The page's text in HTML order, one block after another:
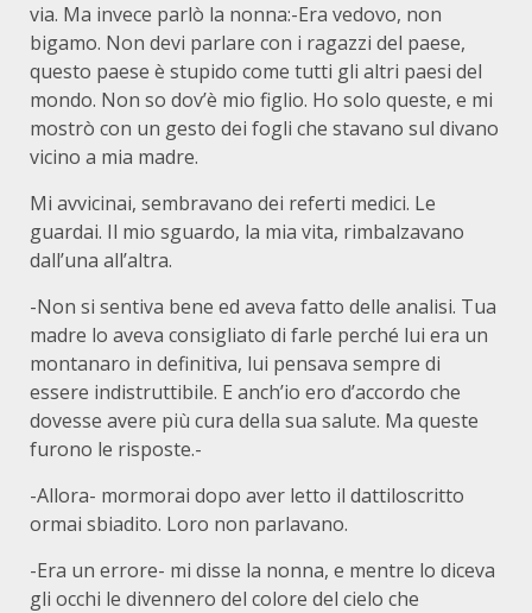
via. Ma invece parlò la nonna:-Era vedovo, non
bigamo. Non devi parlare con i ragazzi del paese,
questo paese è stupido come tutti gli altri paesi del
mondo. Non so dov’è mio figlio. Ho solo queste, e mi
mostrò con un gesto dei fogli che stavano sul divano
vicino a mia madre.
Mi avvicinai, sembravano dei referti medici. Le
guardai. Il mio sguardo, la mia vita, rimbalzavano
dall’una all’altra.
-Non si sentiva bene ed aveva fatto delle analisi. Tua
madre lo aveva consigliato di farle perché lui era un
montanaro in definitiva, lui pensava sempre di
essere indistruttibile. E anch’io ero d’accordo che
dovesse avere più cura della sua salute. Ma queste
furono le risposte.-
-Allora- mormorai dopo aver letto il dattiloscritto
ormai sbiadito. Loro non parlavano.
-Era un errore- mi disse la nonna, e mentre lo diceva
gli occhi le divennero del colore del cielo che